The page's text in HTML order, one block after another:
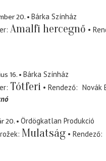
20.
Bárka Színház
Amalfi hercegnő
16.
Bárka Színház
Tótferi Rendező
Novák
20.
Ördögkatlan Produkció
Mulatság Rendező